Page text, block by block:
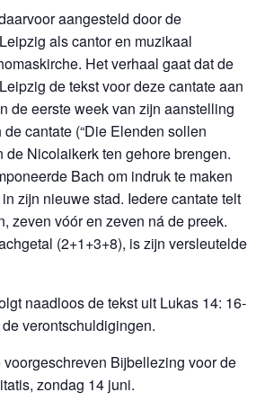
aangesteld door de
als cantor en muzikaal
Het verhaal gaat dat de
de tekst voor deze cantate aan
de eerste week van zijn aanstelling
cantate (“Die Elenden sollen
de Nicolaikerk ten gehore brengen.
Bach om indruk te maken
zijn nieuwe stad. Iedere cantate telt
zeven vóór en zeven ná de preek.
(2+1+3+8), is zijn versleutelde
naadloos de tekst uit Lukas 14: 16-
verontschuldigingen.
Bijbellezing voor de
zondag 14 juni.